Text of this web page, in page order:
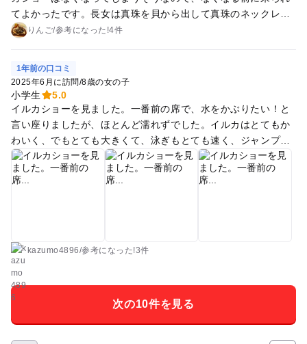
ば公園でも遊びたかったです。 少し歩きますが、南に行ったＢ
ＩＧ ＦＡＮ平和島にはドンキやゲーセン、映画館、スーパー
てよかったです。長女は真珠を貝から出して真珠のネックレス
作りを楽しみました。次女はネックレスを作る代わりにぬいぐ
りんご/参考になった!4件
1年前の口コミ
2025年6月に訪問/8歳の女の子
小学生
5.0
イルカショーを見ました。一番前の席で、水をかぶりたい！と
言い座りましたが、ほとんど濡れずでした。イルカはとてもか
わいく、でもとても大きくて、泳ぎもとても速く、ジャンプも
上手でした✨近くで見られて、大人も楽しかったです。 ながれ
でアシカショーも時間的には見られたのですが、大人の方が多
く、子供には見えない混雑でした。 スイスイ泳ぐ亀やサメ、エ
しかったようです。 大井町から往復無料バスで、アクセスも楽
でした。 えさやり体験は事前に予約が必要で体験できず残念で
した。 幼児から小学生まで気軽に楽しめる水族館だど思いまし
た。次回は予約して行きたいです。
kazumo4896/参考に なった!3件
次の10件を見る